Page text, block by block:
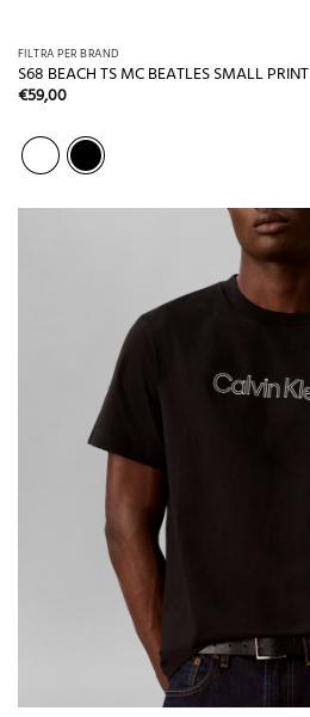
FILTRA PER BRAND
S68 BEACH TS MC BEATLES SMALL PRINT
€59,00